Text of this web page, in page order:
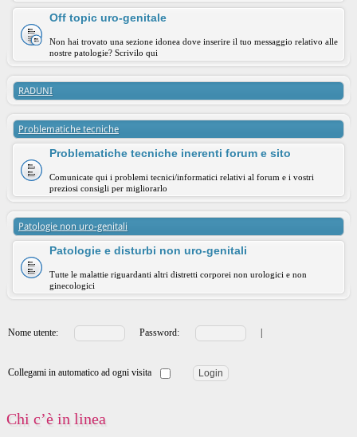
Off topic uro-genitale
Non hai trovato una sezione idonea dove inserire il tuo messaggio relativo alle
nostre patologie? Scrivilo qui
RADUNI
Problematiche tecniche
Problematiche tecniche inerenti forum e sito
Comunicate qui i problemi tecnici/informatici relativi al forum e i vostri
preziosi consigli per migliorarlo
Patologie non uro-genitali
Patologie e disturbi non uro-genitali
Tutte le malattie riguardanti altri distretti corporei non urologici e non
ginecologici
Nome utente: Password:
Collegami in automatico ad ogni visita
Chi c’è in linea